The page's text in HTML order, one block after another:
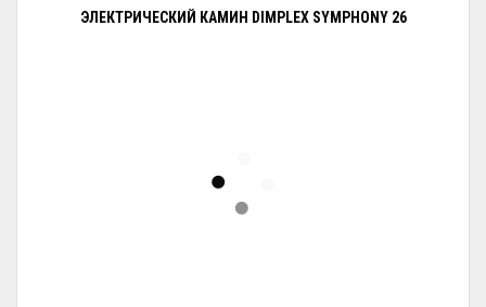
ЭЛЕКТРИЧЕСКИЙ КАМИН DIMPLEX SYMPHONY 26